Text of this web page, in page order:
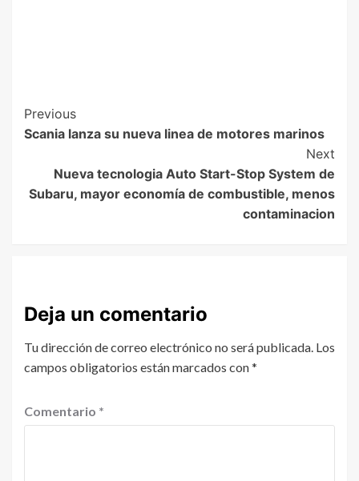
Previous
Scania lanza su nueva linea de motores marinos
Next
Nueva tecnologia Auto Start-Stop System de
Subaru, mayor economía de combustible, menos
contaminacion
Deja un comentario
Tu dirección de correo electrónico no será publicada. Los
campos obligatorios están marcados con*
Comentario *